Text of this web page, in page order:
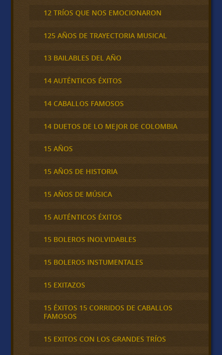
12 TRÍOS QUE NOS EMOCIONARON
125 AÑOS DE TRAYECTORIA MUSICAL
13 BAILABLES DEL AÑO
14 AUTÉNTICOS ÉXITOS
14 CABALLOS FAMOSOS
14 DUETOS DE LO MEJOR DE COLOMBIA
15 AÑOS
15 AÑOS DE HISTORIA
15 AÑOS DE MÚSICA
15 AUTÉNTICOS ÉXITOS
15 BOLEROS INOLVIDABLES
15 BOLEROS INSTUMENTALES
15 EXITAZOS
15 ÉXITOS 15 CORRIDOS DE CABALLOS
FAMOSOS
15 EXITOS CON LOS GRANDES TRÍOS